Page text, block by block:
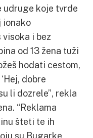
udruge koje tvrde
ionako
i bez
od 13 žena tuži
hodati cestom,
dobre
li dozrele”, rekla
“Reklama
šteti te ih
su Bugarke